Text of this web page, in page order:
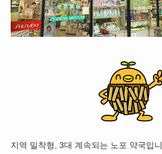
지역 밀착형, 3대 계속되는 노포 약국입